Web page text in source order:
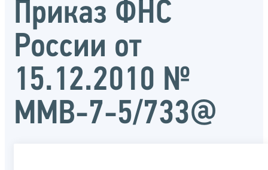
Приказ ФНС
России от
15.12.2010 №
ММВ-7-5/733@